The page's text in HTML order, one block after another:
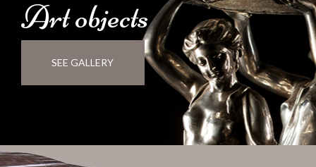
Artobjects
SEE GALLERY